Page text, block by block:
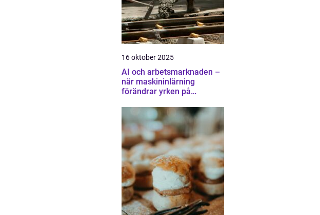
16 oktober 2025
AI och arbetsmarknaden –
när maskininlärning
förändrar yrken på